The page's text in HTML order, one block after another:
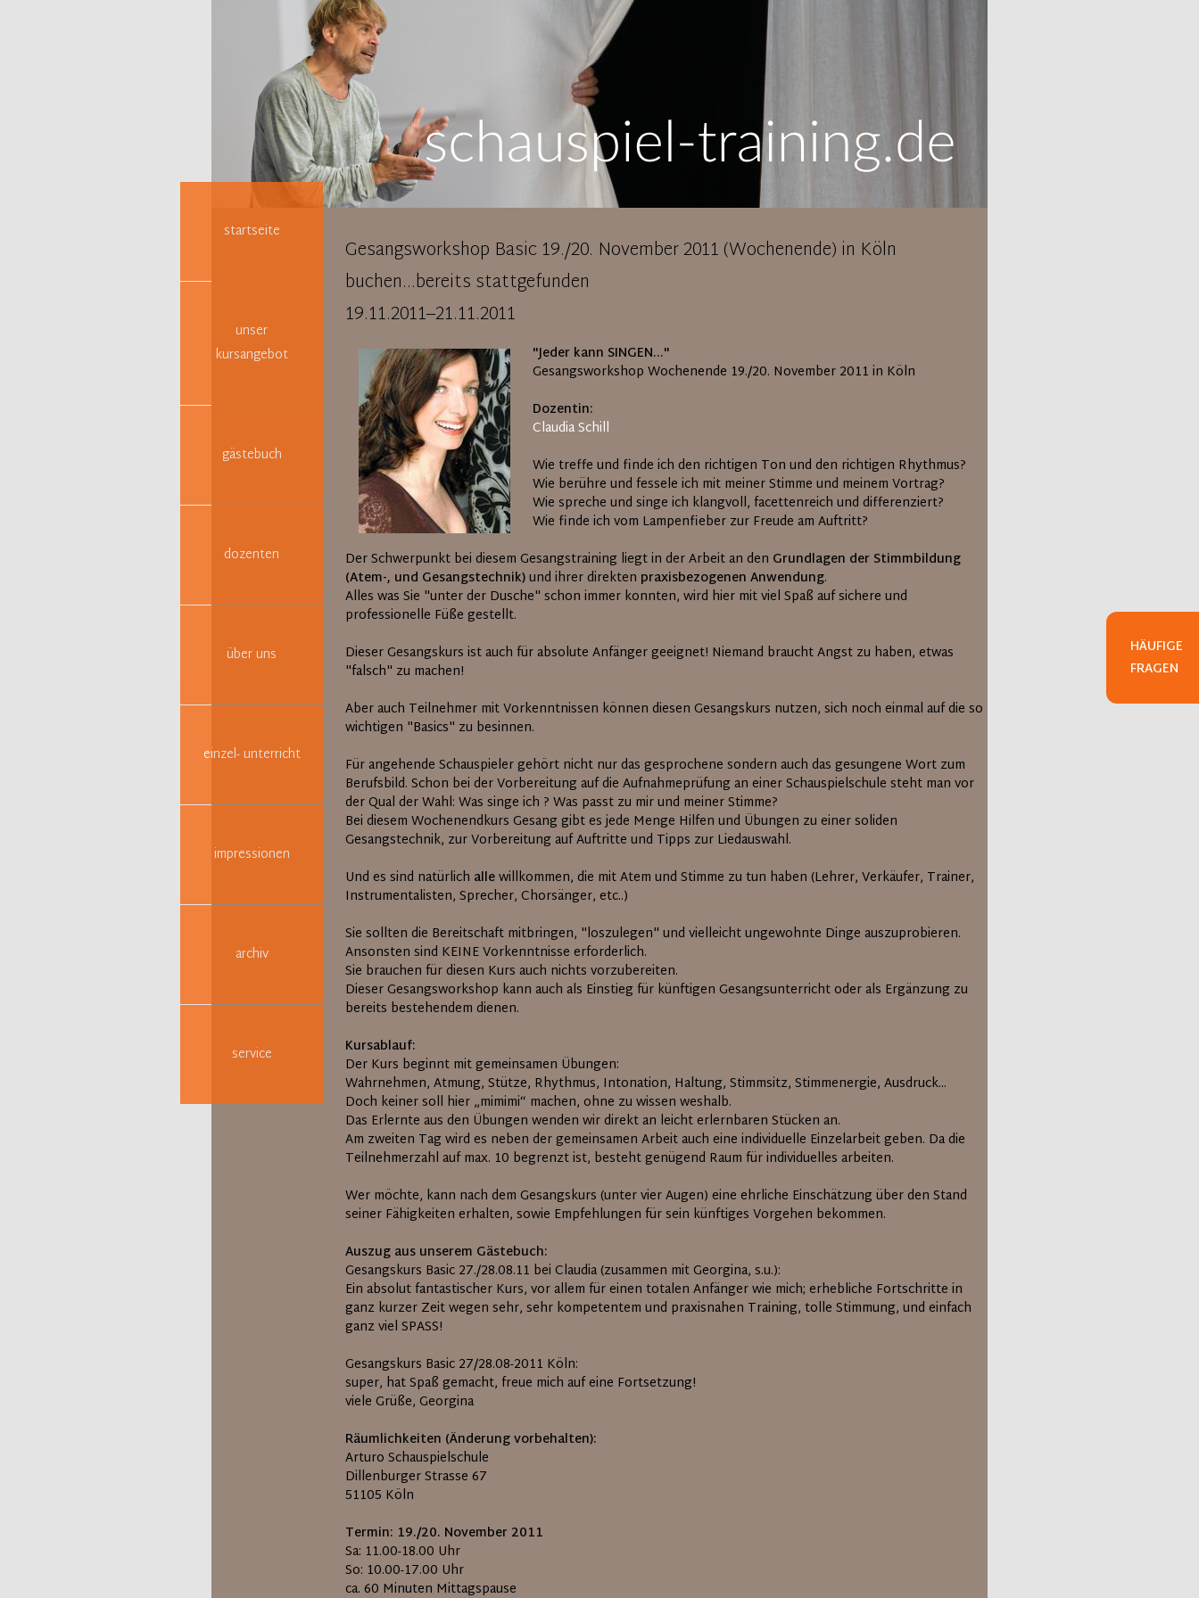
startseite
unser
kursangebot
gästebuch
dozenten
über uns
einzel- unterricht
impressionen
archiv
service
Gesangsworkshop Basic 19./20. November 2011 (Wochenende) in Köln
buchen...bereits stattgefunden
19.11.2011–21.11.2011
"Jeder kann SINGEN..."
Gesangsworkshop Wochenende 19./20. November 2011 in Köln
Dozentin:
Claudia Schill
Wie treffe und finde ich den richtigen Ton und den richtigen Rhythmus?
Wie berühre und fessele ich mit meiner Stimme und meinem Vortrag?
Wie spreche und singe ich klangvoll, facettenreich und differenziert?
Wie finde ich vom Lampenfieber zur Freude am Auftritt?
Der Schwerpunkt bei diesem Gesangstraining liegt in der Arbeit an den Grundlagen der Stimmbildung
(Atem-, und Gesangstechnik)und ihrer direkten praxisbezogenen Anwendung.
Alles was Sie "unter der Dusche" schon immer konnten, wird hier mit viel Spaß auf sichere und
professionelle Füße gestellt.
Dieser Gesangskurs ist auch für absolute Anfänger geeignet! Niemand braucht Angst zu haben, etwas
"falsch" zu machen!
Aber auch Teilnehmer mit Vorkenntnissen können diesen Gesangskurs nutzen, sich noch einmal auf die so
wichtigen "Basics" zu besinnen.
Für angehende Schauspieler gehört nicht nur das gesprochene sondern auch das gesungene Wort zum
Berufsbild. Schon bei der Vorbereitung auf die Aufnahmeprüfung an einer Schauspielschule steht man vor
der Qual der Wahl: Was singe ich ? Was passt zu mir und meiner Stimme?
Bei diesem Wochenendkurs Gesang gibt es jede Menge Hilfen und Übungen zu einer soliden
Gesangstechnik, zur Vorbereitung auf Auftritte und Tipps zur Liedauswahl.
Und es sind natürlich allewillkommen, die mit Atem und Stimme zu tun haben (Lehrer, Verkäufer, Trainer,
Instrumentalisten, Sprecher, Chorsänger, etc..)
Sie sollten die Bereitschaft mitbringen, "loszulegen" und vielleicht ungewohnte Dinge auszuprobieren.
Ansonsten sind KEINE Vorkenntnisse erforderlich.
Sie brauchen für diesen Kurs auch nichts vorzubereiten.
Dieser Gesangsworkshop kann auch als Einstieg für künftigen Gesangsunterricht oder als Ergänzung zu
bereits bestehendem dienen.
Kursablauf:
Der Kurs beginnt mit gemeinsamen Übungen:
Wahrnehmen, Atmung, Stütze, Rhythmus, Intonation, Haltung, Stimmsitz, Stimmenergie, Ausdruck...
Doch keiner soll hier „mimimi“ machen, ohne zu wissen weshalb.
Das Erlernte aus den Übungen wenden wir direkt an leicht erlernbaren Stücken an.
Am zweiten Tag wird es neben der gemeinsamen Arbeit auch eine individuelle Einzelarbeit geben. Da die
Teilnehmerzahl auf max. 10 begrenzt ist, besteht genügend Raum für individuelles arbeiten.
Wer möchte, kann nach dem Gesangskurs (unter vier Augen) eine ehrliche Einschätzung über den Stand
seiner Fähigkeiten erhalten, sowie Empfehlungen für sein künftiges Vorgehen bekommen.
Auszug aus unserem Gästebuch:
Gesangskurs Basic 27./28.08.11 bei Claudia (zusammen mit Georgina, s.u.):
Ein absolut fantastischer Kurs, vor allem für einen totalen Anfänger wie mich; erhebliche Fortschritte in
ganz kurzer Zeit wegen sehr, sehr kompetentem und praxisnahen Training, tolle Stimmung, und einfach
ganz viel SPASS!
Gesangskurs Basic 27/28.08-2011 Köln:
super, hat Spaß gemacht, freue mich auf eine Fortsetzung!
viele Grüße, Georgina
Räumlichkeiten (Änderung vorbehalten):
Arturo Schauspielschule
Dillenburger Strasse 67
51105 Köln
Termin: 19./20. November 2011
Sa: 11.00-18.00 Uhr
So: 10.00-17.00 Uhr
ca. 60 Minuten Mittagspause
HÄUFIGE
FRAGEN